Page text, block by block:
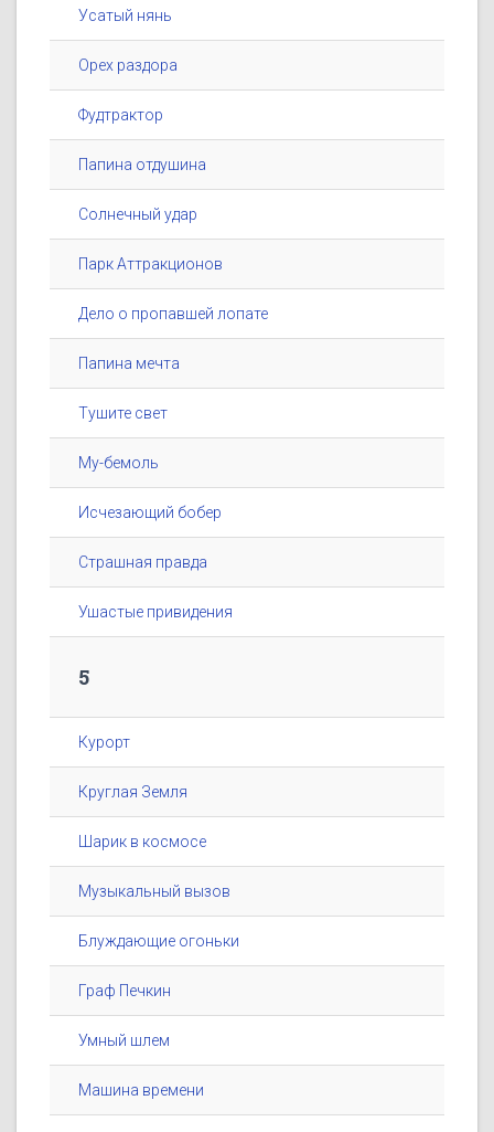
Усатый нянь
Орех раздора
Фудтрактор
Папина отдушина
Солнечный удар
Парк Аттракционов
Дело о пропавшей лопате
Папина мечта
Тушите свет
Му-бемоль
Исчезающий бобер
Страшная правда
Ушастые привидения
5
Курорт
Круглая Земля
Шарик в космосе
Музыкальный вызов
Блуждающие огоньки
Граф Печкин
Умный шлем
Машина времени